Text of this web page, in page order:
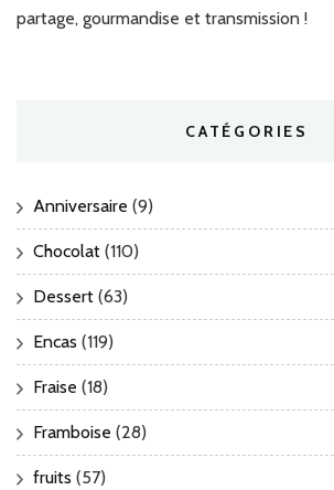
partage, gourmandise et transmission !
CATÉGORIES
Anniversaire (9)
Chocolat (110)
Dessert (63)
Encas (119)
Fraise (18)
Framboise (28)
fruits (57)